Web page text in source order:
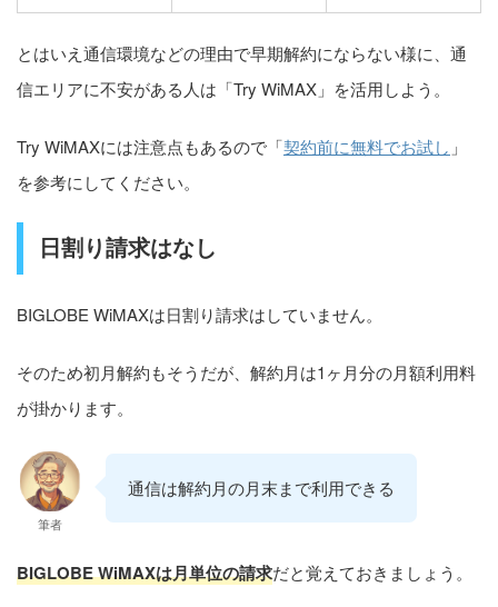
とはいえ通信環境などの理由で早期解約にならない様に、通
信エリアに不安がある人は「Try WiMAX」を活用しよう。
Try WiMAXには注意点もあるので「契約前に無料でお試し 」
を参考にしてください。
日割り請求はなし
BIGLOBE WiMAXは日割り請求はしていません。
そのため初月解約もそうだが、解約月は1ヶ月分の月額利用料
が掛かります。
筆者
通信は解約月の月末まで利用できる
BIGLOBE WiMAXは月単位の請求だと覚えておきましょう。